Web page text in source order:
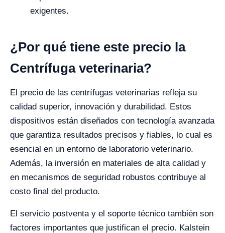
exigentes.
¿Por qué tiene este precio la
Centrífuga veterinaria?
El precio de las centrífugas veterinarias refleja su
calidad superior, innovación y durabilidad. Estos
dispositivos están diseñados con tecnología avanzada
que garantiza resultados precisos y fiables, lo cual es
esencial en un entorno de laboratorio veterinario.
Además, la inversión en materiales de alta calidad y
en mecanismos de seguridad robustos contribuye al
costo final del producto.
El servicio postventa y el soporte técnico también son
factores importantes que justifican el precio. Kalstein